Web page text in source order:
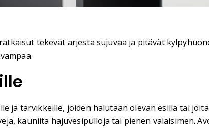
tekevät arjesta sujuvaa ja pitävät
ja tarvikkeille, joiden halutaan olevan esillä tai
kauniita hajuvesipulloja tai pienen valaisimen.